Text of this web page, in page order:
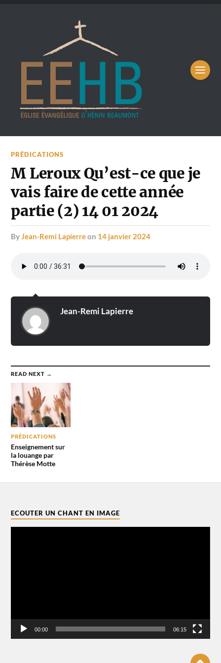
PRÉDICATIONS
M Leroux Qu’est-ce que je
vais faire de cette année
partie (2) 14 01 2024
byJean-Remi Lapierreon 14 janvier 2024
Jean-Remi Lapierre
READ NEXT →
PRÉDICATIONS
Enseignement sur
la louange par
Thérèse Motte
ECOUTER UN CHANT EN IMAGE
00:00 06:15